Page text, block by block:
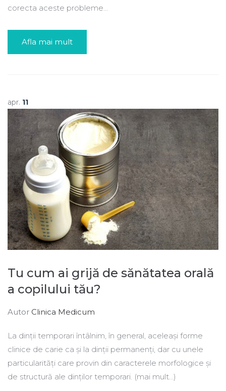
corecta aceste probleme...
Afla mai mult
apr. 11
Tu cum ai grijă de sănătatea orală
a copilului tău?
Autor Clinica Medicum
La dinții temporari întâlnim, în general, aceleași forme
clinice de carie ca și la dinții permanenți, dar cu unele
particularități care provin din caracterele morfologice și
de structură ale dinților temporari. (mai mult…)